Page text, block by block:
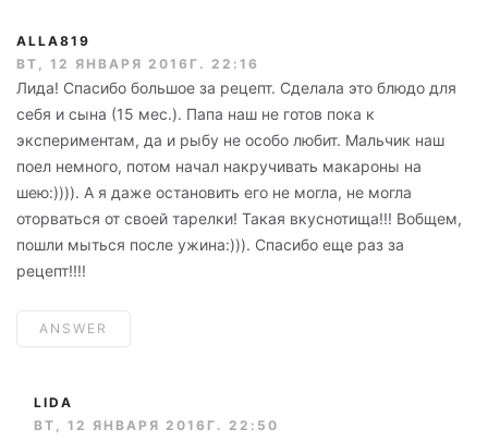
ALLA819
ВТ, 12 ЯНВАРЯ 2016Г. 22:16
Лида! Спасибо большое за рецепт. Сделала это блюдо для
себя и сына (15 мес.). Папа наш не готов пока к
экспериментам, да и рыбу не особо любит. Мальчик наш
поел немного, потом начал накручивать макароны на
шею:)))). А я даже остановить его не могла, не могла
оторваться от своей тарелки! Такая вкуснотища!!! Вобщем,
пошли мыться после ужина:))). Спасибо еще раз за
рецепт!!!!
ANSWER
LIDA
ВТ, 12 ЯНВАРЯ 2016Г. 22:50